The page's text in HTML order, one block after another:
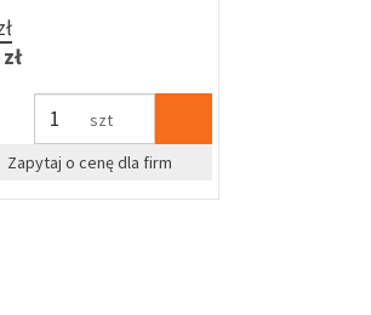
szt
Zapytaj o cenę dla firm